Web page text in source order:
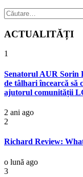
Caută
după:
ACTUALITĂȚI
1
Senatorul AUR Sorin
de tâlhari încearcă să
ajutorul comunității
2 ani ago
2
Richard Review:
o lună ago
3